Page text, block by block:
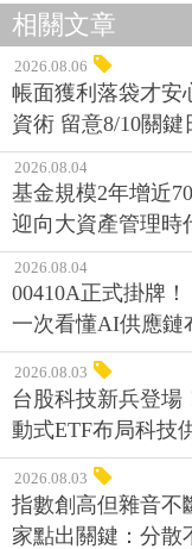
相關文章
2026.08.06
帳面獲利落袋才安
資術 留意8/10關鍵
2026.08.04
基金規模2年增近
迎向大資產管理時
2026.08.04
00410A正式掛牌
一次看懂AI供應鏈
2026.08.03
台股科技新兵登場
動式ETF布局科技
2026.08.03
指數創高但雜音不
家點出關鍵：分散